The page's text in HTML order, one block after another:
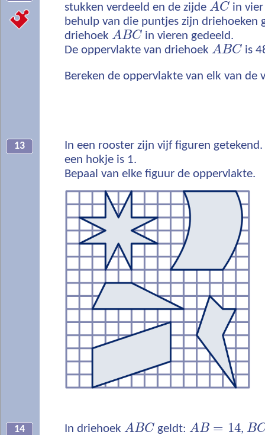
stukken verdeeld en de zijde AC in
behulp van die puntjes zijn driehoeken
driehoek ABC in vieren gedeeld.
De oppervlakte van driehoek ABC is
Bereken de oppervlakte van elk van de
13
In een rooster zijn vijf figuren
een hokje is 1.
Bepaal van elke figuur de oppervlakte.
14 In driehoek ABC geldt: AB = 14, B